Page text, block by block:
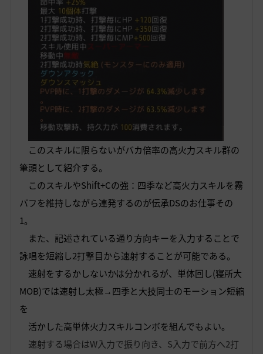
このスキルに限らないがバカ倍率の高火力スキル群の
筆頭として紹介する。
このスキルやShift+Cの強：四季など高火力スキルを霧
バフを維持しながら連発するのが伝承DSのお仕事その
1。
また、記述されている通り方向キーを入力することで
詠唱を短縮し2打撃目から速射することが可能である。
速射をするかしないかは分かれるが、単体回し(寝所大
MOB)では速射し太極→四季と大技同士のモーション短縮
を
活かした高単体火力スキルコンボを組んでもよい。
速射する場合はW入力で振り向き、S入力で前方へ2打